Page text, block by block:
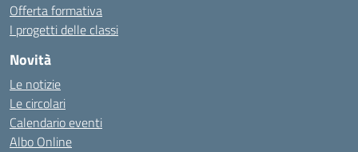
Offerta formativa
I progetti delle classi
Novità
Le notizie
Le circolari
Calendario eventi
Albo Online